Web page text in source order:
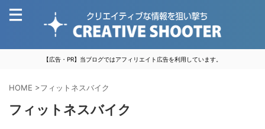
【広告・PR】当ブログではアフィリエイト広告を利用しています。
HOME >フィットネスバイク
フィットネスバイク